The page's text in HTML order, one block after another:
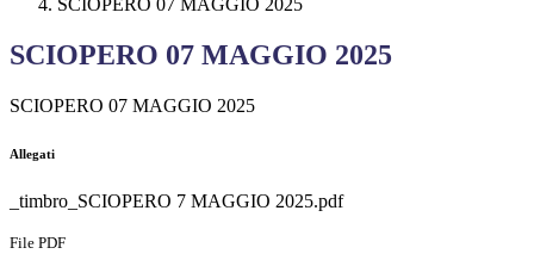
SCIOPERO 07 MAGGIO 2025
SCIOPERO 07 MAGGIO 2025
SCIOPERO 07 MAGGIO 2025
Allegati
_timbro_SCIOPERO 7 MAGGIO 2025.pdf
File PDF